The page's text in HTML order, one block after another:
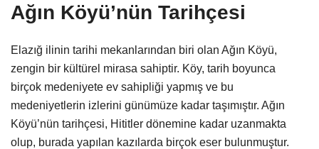
Ağın Köyü’nün Tarihçesi
Elazığ ilinin tarihi mekanlarından biri olan Ağın Köyü,
zengin bir kültürel mirasa sahiptir. Köy, tarih boyunca
birçok medeniyete ev sahipliği yapmış ve bu
medeniyetlerin izlerini günümüze kadar taşımıştır. Ağın
Köyü’nün tarihçesi, Hititler dönemine kadar uzanmakta
olup, burada yapılan kazılarda birçok eser bulunmuştur.